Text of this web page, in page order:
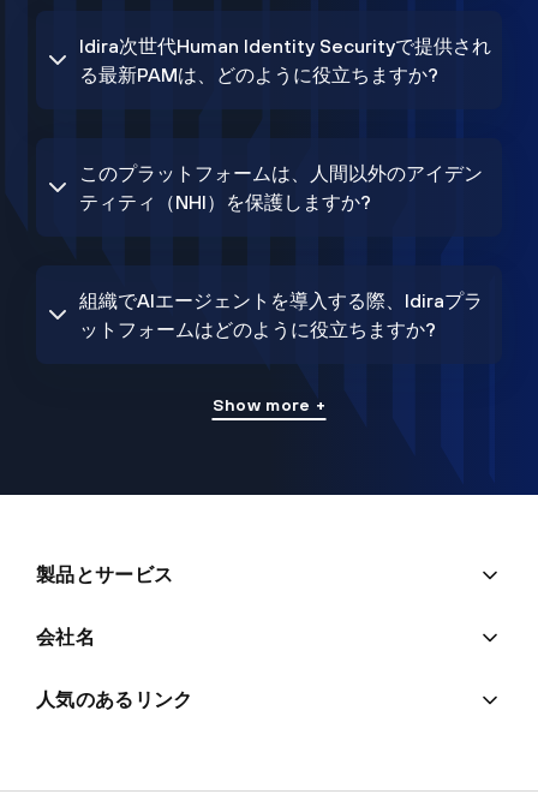
Idira次世代Human Identity Securityで提供され
る最新PAMは、どのように役立ちますか?
このプラットフォームは、人間以外のアイデン
ティティ（NHI）を保護しますか?
組織でAIエージェントを導入する際、Idiraプラ
ットフォームはどのように役立ちますか?
Show more +
製品とサービス
会社名
人気のあるリンク